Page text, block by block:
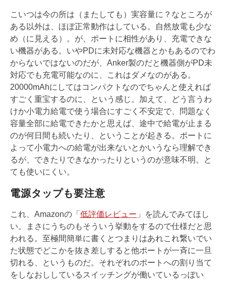
こいつは今の所は（またしても）実容量に？なところが
ある以外は、ほぼ正常動作はしている。自然放電も少な
め（に見える）。が、ポートに相性があり、充電できな
い機器がある。いやPDに未対応な機器とかもあるのでわ
からないではないのだが、Anker製のだと機器側がPD未
対応でも充電可能なのに、これはダメなのがある。
20000mAhにしてはコンパクトなのでちゃんと使えれば
すごく重宝するのに、という感じ。加えて、どう言うわ
けか小電力給電で使う場合にすごく不安定で、問題なく
容量全部に給電できたかと思えば、途中で給電が止まる
のが何日間も続いたり、ということが起きる。ポートに
よって小電力への給電が出来ないとかいうなら理解でき
るが、できたりできなかったりというのが意味不明。と
ても使いにくい。
電源タップも要注意
これ、Amazonの「 低評価レビュー 」を読んでみてほし
い。まさにうちのもそういう挙動をするので仕様だと思
われる。至極間簡単に書くとつまりはあれこれ繋いでい
た状態でどこかを抜き差しすると他ポートが一斉に一旦
切れる、というものだ。それぞれのポートへの割り当て
をしなおししているスイッチングが働いているっぽい